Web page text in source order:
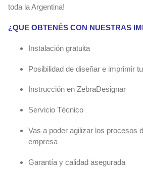
toda la Argentina!
¿QUE OBTENÉS CON NUESTRAS
Instalación gratuita
Posibilidad de diseñar e imprimir
Instrucción en ZebraDesignar
Servicio Técnico
Vas a poder agilizar los procesos
empresa
Garantía y calidad asegurada